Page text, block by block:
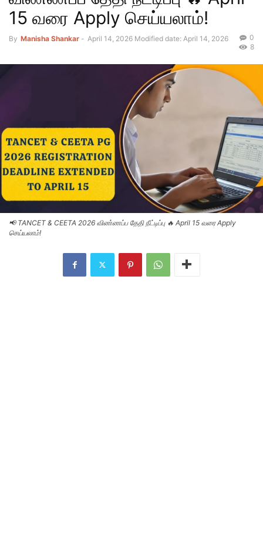
15 வரை Apply செய்யலாம்!
By Manisha Shankar - April 14, 2026 Modified date: April 14, 2026
0
8
📢 TANCET & CEETA 2026 விண்ணப்ப தேதி நீட்டிப்பு 🔥 April 15 வரை Apply
செய்யலாம்!